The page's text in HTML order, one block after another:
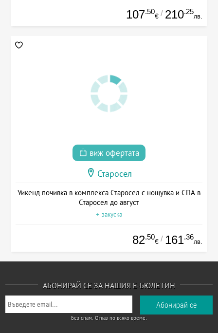
107.50
€ / 210.25
лв.
виж офертата
Старосел
Уикенд почивка в комплекса Старосел с нощувка и СПА в
Старосел до август
+ закуска
82.50
€ / 161.36
лв.
АБОНИРАЙ СЕ ЗА НАШИЯ Е-БЮЛЕТИН
Без спам. Отказ по всяко време.